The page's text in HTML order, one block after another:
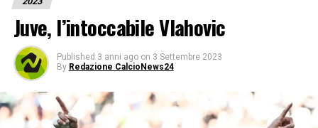
Juve, l’intoccabile Vlahovic
Published 3 anni ago on 3 Settembre 2023
By Redazione CalcioNews24